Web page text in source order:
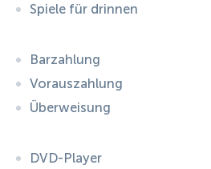
Spiele für drinnen
Barzahlung
Vorauszahlung
Überweisung
DVD-Player